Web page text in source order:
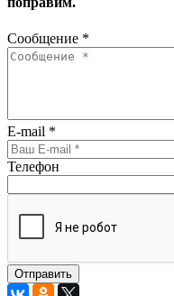
Сообщение *
E-mail *
Телефон